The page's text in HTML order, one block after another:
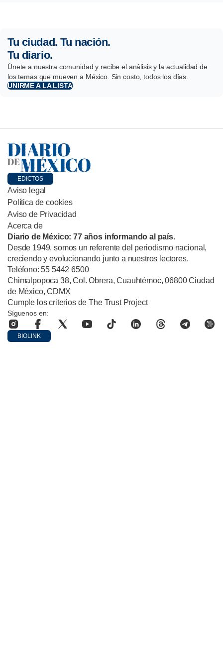
Tu ciudad. Tu nación.
Tu diario.
Únete a nuestra comunidad y recibe el análisis y la actualidad de
los temas que mueven a México. Sin costo, todos los días.
UNIRME A LA LISTA
EDICTOS
Aviso legal
Política de cookies
Aviso de Privacidad
Acerca de
Diario de México: 77 años informando al país.
Desde 1949, somos un referente del periodismo nacional,
creciendo y evolucionando junto a nuestros lectores.
Teléfono: 55 5442 6500
Chimalpopoca 38, Col. Obrera, Cuauhtémoc, 06800 Ciudad
de México, CDMX
Cumple los criterios de The Trust Project
Síguenos en:
BIOLINK